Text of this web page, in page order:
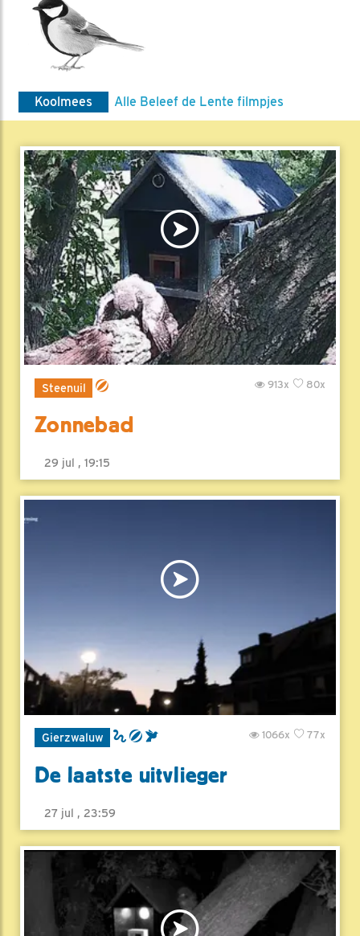
Koolmees Alle Beleef de Lente filmpjes
Steenuil 80x
913x
Zonnebad
29 jul , 19:15
Gierzwaluw 77x
1066x
De laatste uitvlieger
27 jul , 23:59